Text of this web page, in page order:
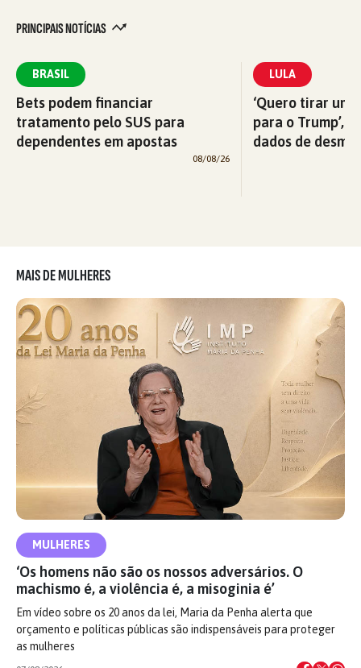
PRINCIPAIS NOTÍCIAS
BRASIL
Bets podem financiar
tratamento pelo SUS para
dependentes em apostas
08/08/26
LULA
‘Quero tirar
para o Trump’,
dados de
MAIS DE MULHERES
MULHERES
‘Os homens não são os nossos adversários. O
machismo é, a violência é, a misoginia é’
Em vídeo sobre os 20 anos da lei, Maria da Penha alerta que
orçamento e políticas públicas são indispensáveis para proteger
as mulheres